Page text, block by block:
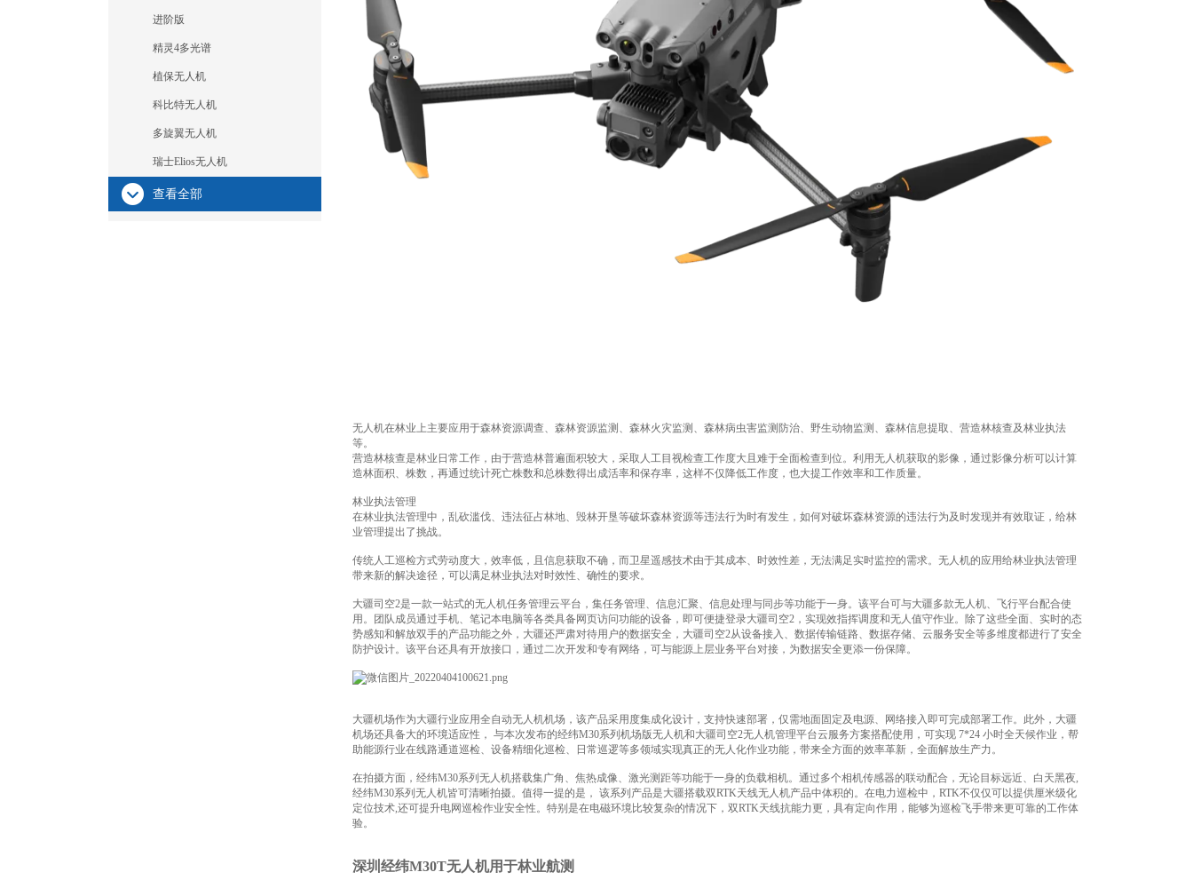
进阶版
精灵4多光谱
植保无人机
科比特无人机
多旋翼无人机
瑞士Elios无人机
查看全部
无人机在林业上主要应用于森林资源调查、森林资源监测、森林火灾监测、森林病虫害监测防治、野生动物监测、森林信息提取、营造林核查及林业执法
等。
营造林核查是林业日常工作，由于营造林普遍面积较大，采取人工目视检查工作度大且难于全面检查到位。利用无人机获取的影像，通过影像分析可以计算
造林面积、株数，再通过统计死亡株数和总株数得出成活率和保存率，这样不仅降低工作度，也大提工作效率和工作质量。
林业执法管理
在林业执法管理中，乱砍滥伐、违法征占林地、毁林开垦等破坏森林资源等违法行为时有发生，如何对破坏森林资源的违法行为及时发现并有效取证，给林
业管理提出了挑战。
传统人工巡检方式劳动度大，效率低，且信息获取不确，而卫星遥感技术由于其成本、时效性差，无法满足实时监控的需求。无人机的应用给林业执法管理
带来新的解决途径，可以满足林业执法对时效性、确性的要求。
大疆司空2是一款一站式的无人机任务管理云平台，集任务管理、信息汇聚、信息处理与同步等功能于一身。该平台可与大疆多款无人机、飞行平台配合使
用。团队成员通过手机、笔记本电脑等各类具备网页访问功能的设备，即可便捷登录大疆司空2，实现效指挥调度和无人值守作业。除了这些全面、实时的态
势感知和解放双手的产品功能之外，大疆还严肃对待用户的数据安全，大疆司空2从设备接入、数据传输链路、数据存储、云服务安全等多维度都进行了安全
防护设计。该平台还具有开放接口，通过二次开发和专有网络，可与能源上层业务平台对接，为数据安全更添一份保障。
大疆机场作为大疆行业应用全自动无人机机场，该产品采用度集成化设计，支持快速部署，仅需地面固定及电源、网络接入即可完成部署工作。此外，大疆
机场还具备大的环境适应性， 与本次发布的经纬M30系列机场版无人机和大疆司空2无人机管理平台云服务方案搭配使用，可实现 7*24 小时全天候作业，帮
助能源行业在线路通道巡检、设备精细化巡检、日常巡逻等多领域实现真正的无人化作业功能，带来全方面的效率革新，全面解放生产力。
在拍摄方面，经纬M30系列无人机搭载集广角、焦热成像、激光测距等功能于一身的负载相机。通过多个相机传感器的联动配合，无论目标远近、白天黑夜,
经纬M30系列无人机皆可清晰拍摄。值得一提的是， 该系列产品是大疆搭载双RTK天线无人机产品中体积的。在电力巡检中，RTK不仅仅可以提供厘米级化
定位技术,还可提升电网巡检作业安全性。特别是在电磁环境比较复杂的情况下，双RTK天线抗能力更，具有定向作用，能够为巡检飞手带来更可靠的工作体
验。
深圳经纬M30T无人机用于林业航测